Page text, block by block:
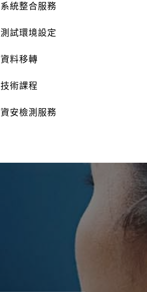
系統整合服務
測試環境設定
資料移轉
技術課程
資安檢測服務